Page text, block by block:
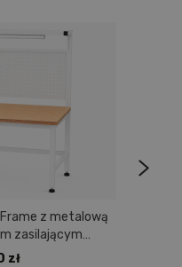
z metalową
zasilającym
rozmiar 4-6, blat
zł